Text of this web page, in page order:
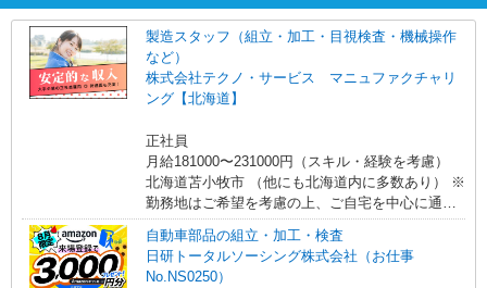
製造スタッフ（組立・加工・目視検査・機械操作
など）
株式会社テクノ・サービス マニュファクチャリ
ング【北海道】
正社員
月給181000〜231000円（スキル・経験を考慮）
北海道苫小牧市 （他にも北海道内に多数あり） ※
勤務地はご希望を考慮の上、ご自宅を中心に通勤
時間120分圏内のエリアとなります。（転勤なし）
自動車部品の組立・加工・検査
日研トータルソーシング株式会社（お仕事
No.NS0250）